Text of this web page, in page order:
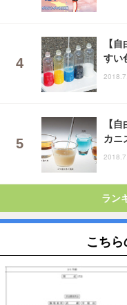
【
すい
【
カニ
ラン
こち